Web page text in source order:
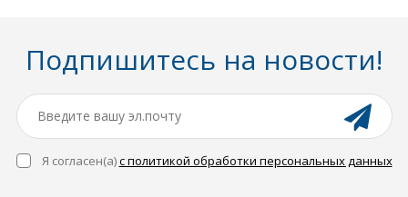
Подпишитесь на новости!
Я согласен(a)с политикой обработки персональных данных